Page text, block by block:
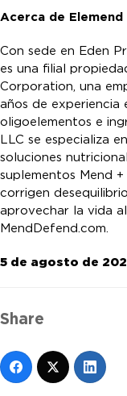
Acerca de Elemend
Con sede en Eden
es una filial
Corporation, una
años de experiencia
oligoelementos e
LLC se especializa
soluciones
suplementos Mend
corrigen
aprovechar la vida
MendDefend.com.
5 de agosto de
Share